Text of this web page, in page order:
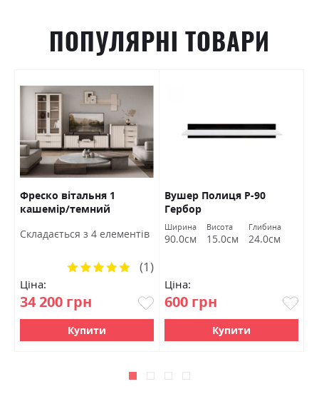
ПОПУЛЯРНІ ТОВАРИ
Фреско вітальня 1
кашемір/темний
Cкладається з 4 елементів
Ціна:
34 200 грн
Рейтинг:
(1)
Купити
Вушер Полиця Р-90
Гербор
Ширина
90.0см
Висота
15.0см
Глибина
24.0см
Ціна:
600 грн
Купити